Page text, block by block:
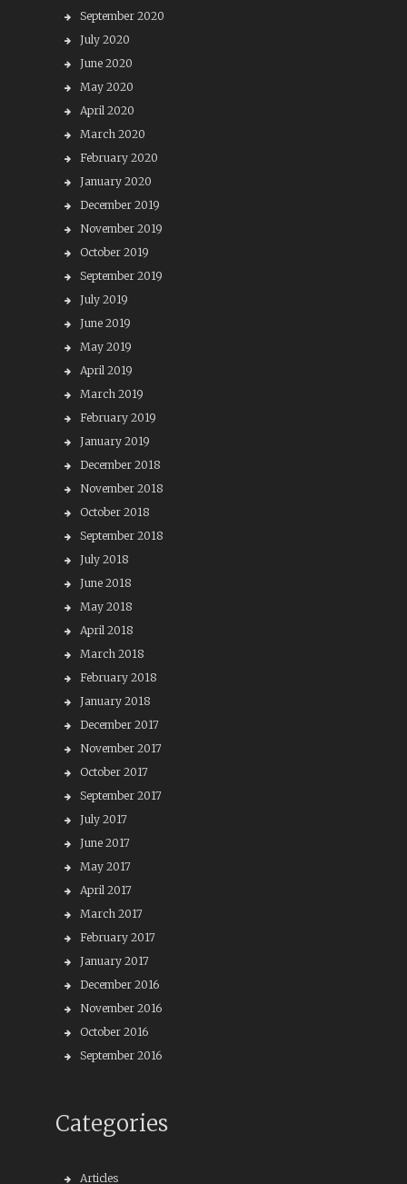
September 2020
July 2020
June 2020
May 2020
April 2020
March 2020
February 2020
January 2020
December 2019
November 2019
October 2019
September 2019
July 2019
June 2019
May 2019
April 2019
March 2019
February 2019
January 2019
December 2018
November 2018
October 2018
September 2018
July 2018
June 2018
May 2018
April 2018
March 2018
February 2018
January 2018
December 2017
November 2017
October 2017
September 2017
July 2017
June 2017
May 2017
April 2017
March 2017
February 2017
January 2017
December 2016
November 2016
October 2016
September 2016
Categories
Articles